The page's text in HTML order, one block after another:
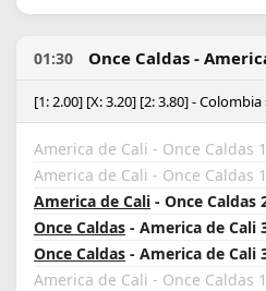
01:30 Once Caldas -
[1: 2.00] [X: 3.20] [2: 3.80] -
America de Cali - Once Caldas
America de Cali - Once Caldas
America de Cali - Once Caldas
Once Caldas - America de Cali
Once Caldas - America de Cali
America de Cali - Once Caldas